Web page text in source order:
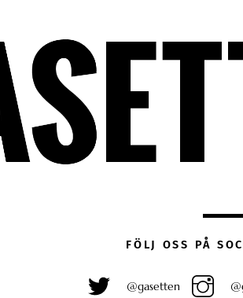
FÖLJ OSS PÅ
@gasetten